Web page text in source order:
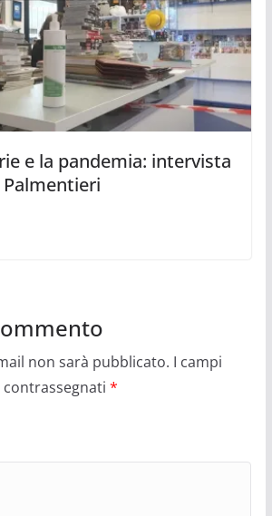
e la pandemia: intervista
Palmentieri
non sarà pubblicato. I campi
*